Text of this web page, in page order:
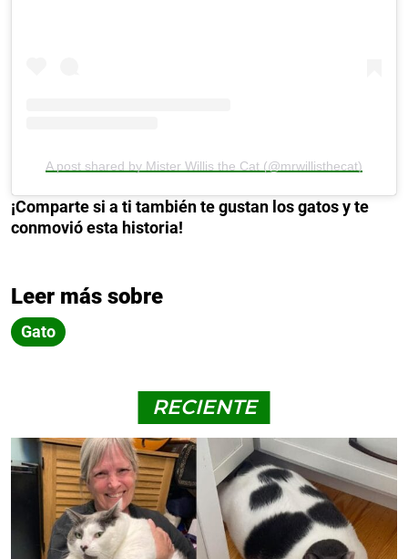
A post shared by Mister Willis the Cat (@mrwillisthecat)
¡Comparte si a ti también te gustan los gatos y te
conmovió esta historia!
Leer más sobre
Gato
RECIENTE